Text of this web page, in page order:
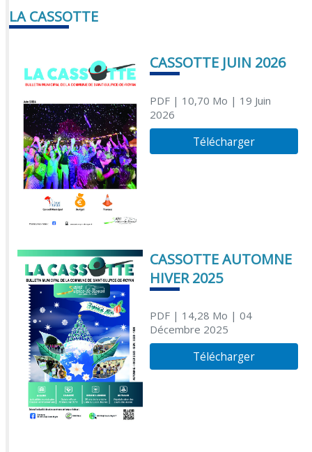
LA CASSOTTE
CASSOTTE JUIN 2026
PDF| 10,70 Mo | 19 Juin
2026
Télécharger
CASSOTTE AUTOMNE
HIVER 2025
PDF| 14,28 Mo | 04
Décembre 2025
Télécharger